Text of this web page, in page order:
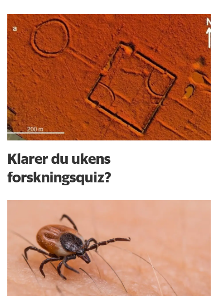
Klarer du ukens
forskningsquiz?